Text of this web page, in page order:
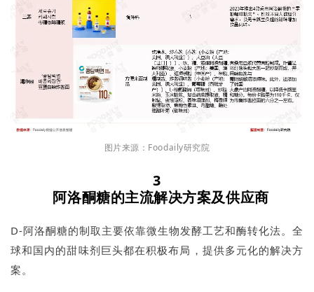
图片来源：Foodaily研究院
3
阿洛酮糖的主流解决方案及供应商
D-阿洛酮糖的制取主要依靠微生物发酵工艺和酶转化法。全
球和国内的甜味剂巨头都在积极布局，提供多元化的解决方
案。